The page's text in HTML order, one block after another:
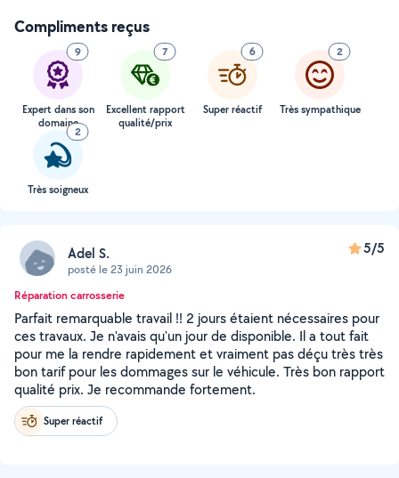
Compliments reçus
9
Expert dans son
domaine
7
Excellent rapport
qualité/prix
6
Super réactif
2
Très sympathique
2
Très soigneux
Adel S.
posté le 23 juin 2026
5/5
Réparation carrosserie
Parfait remarquable travail !! 2 jours étaient nécessaires pour
ces travaux. Je n'avais qu'un jour de disponible. Il a tout fait
pour me la rendre rapidement et vraiment pas déçu très très
bon tarif pour les dommages sur le véhicule. Très bon rapport
qualité prix. Je recommande fortement.
Super réactif